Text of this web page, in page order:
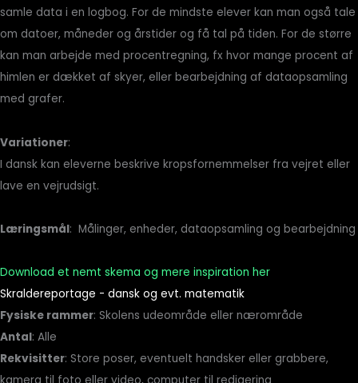
samle data i en logbog. For de mindste elever kan man også tale
om datoer, måneder og årstider og få tal på tiden. For de større
kan man arbejde med procentregning, fx hvor mange procent af
himlen er dækket af skyer, eller bearbejdning af dataopsamling
med grafer.
Variationer:
I dansk kan eleverne beskrive kropsfornemmelser fra vejret eller
lave en vejrudsigt.
Læringsmål: Målinger, enheder, dataopsamling og bearbejdning
Download et nemt skema og mere inspiration her
Skraldereportage - dansk og evt. matematik
Fysiske rammer: Skolens udeområde eller nærområde
Antal: Alle
Rekvisitter: Store poser, eventuelt handsker eller grabbere,